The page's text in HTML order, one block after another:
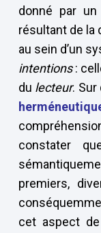
donné par
résultant de la
au sein d’un
intentions:
du lecteur. Sur
constater
premiers,
cet aspect